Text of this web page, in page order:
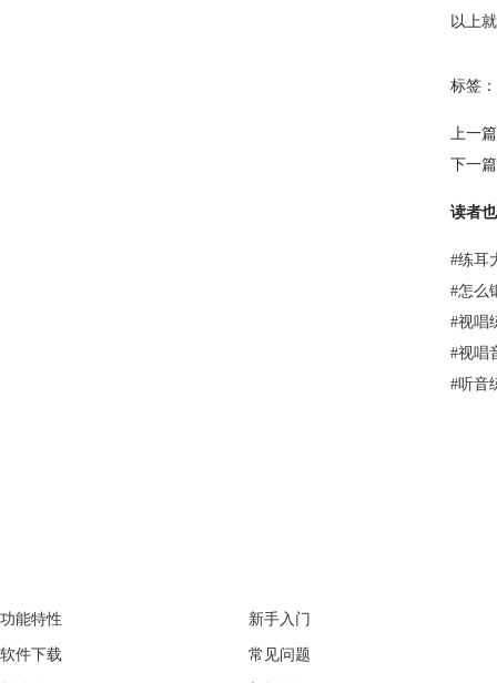
以上
标签：
上一
下一
读者
#练耳
#怎么
#视唱
#视唱
#听音
功能特性
软件下载
新手入门
常见问题